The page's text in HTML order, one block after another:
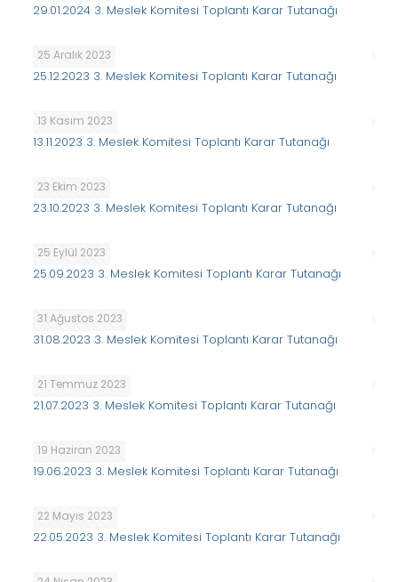
29.01.2024 3. Meslek Komitesi Toplantı Karar Tutanağı
25 Aralık 2023
25.12.2023 3. Meslek Komitesi Toplantı Karar Tutanağı
13 Kasım 2023
13.11.2023 3. Meslek Komitesi Toplantı Karar Tutanağı
23 Ekim 2023
23.10.2023 3. Meslek Komitesi Toplantı Karar Tutanağı
25 Eylül 2023
25.09.2023 3. Meslek Komitesi Toplantı Karar Tutanağı
31 Ağustos 2023
31.08.2023 3. Meslek Komitesi Toplantı Karar Tutanağı
21 Temmuz 2023
21.07.2023 3. Meslek Komitesi Toplantı Karar Tutanağı
19 Haziran 2023
19.06.2023 3. Meslek Komitesi Toplantı Karar Tutanağı
22 Mayıs 2023
22.05.2023 3. Meslek Komitesi Toplantı Karar Tutanağı